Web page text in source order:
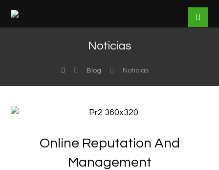
Noticias
Blog Noticias
Online Reputation And
Management